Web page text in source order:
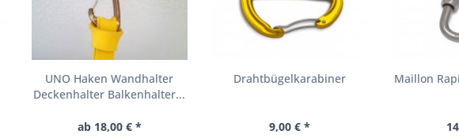
UNO Haken Wandhalter
Deckenhalter Balkenhalter...
ab 18,00 € *
Drahtbügelkarabiner
9,00 € *
Maillon